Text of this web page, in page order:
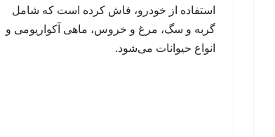
استفاده از خودرو، فاش کرده است که شامل
گربه و سگ، مرغ و خروس، ماهی آکواریومی و
انواع حیوانات می‌شود.